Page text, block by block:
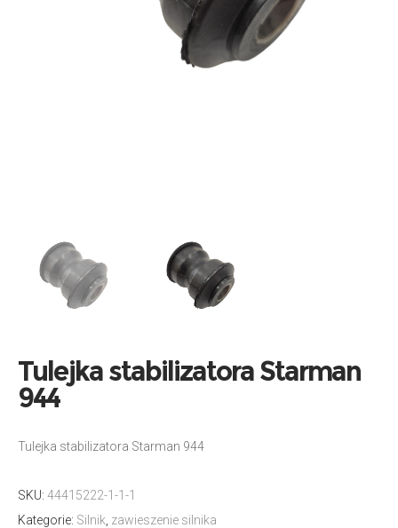
Tulejka stabilizatora Starman
944
Tulejka stabilizatora Starman 944
SKU: 44415222-1-1-1
Kategorie: Silnik zawieszenie silnika